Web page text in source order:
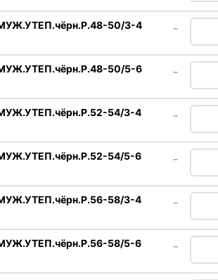
50/3-4 -
50/5-6 -
54/3-4 -
54/5-6 -
58/3-4 -
58/5-6 -